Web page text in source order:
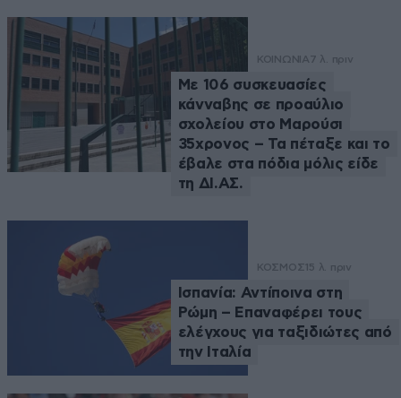
ΚΟΙΝΩΝΙΑ7 λ. πριν
Με 106 συσκευασίες
κάνναβης σε προαύλιο
σχολείου στο Μαρούσι
35χρονος – Τα πέταξε και το
έβαλε στα πόδια μόλις είδε
τη ΔΙ.ΑΣ.
ΚΟΣΜΟΣ 15 λ. πριν
Ισπανία: Αντίποινα στη
Ρώμη – Επαναφέρει τους
ελέγχους για ταξιδιώτες από
την Ιταλία